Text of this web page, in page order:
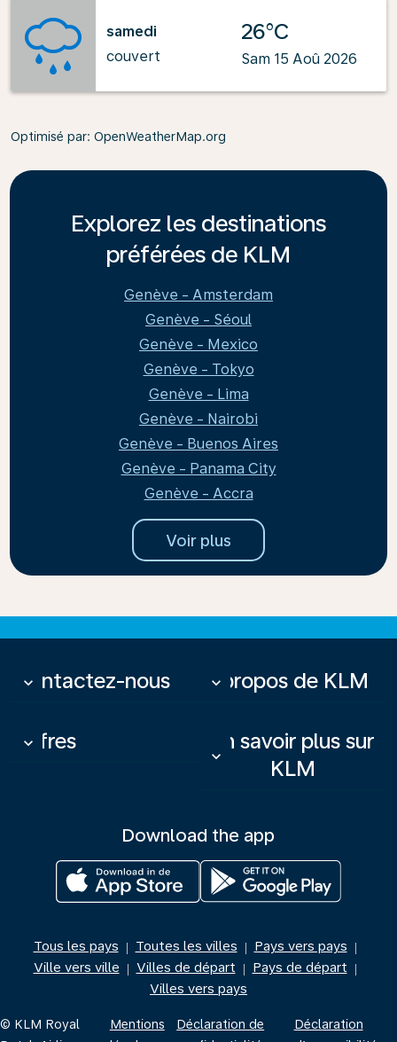
samedi
couvert
26°C
Sam 15 Aoû 2026
Optimisé par: OpenWeatherMap.org
Explorez les destinations
préférées de KLM
Genève - Amsterdam
Genève - Séoul
Genève - Mexico
Genève - Tokyo
Genève - Lima
Genève - Nairobi
Genève - Buenos Aires
Genève - Panama City
Genève - Accra
Voir plus
Contactez-nous
keyboard_arrow_down À propos de KLM
keyboard_arrow_down
Offres
keyboard_arrow_down
En savoir plus sur
KLM
keyboard_arrow_down
Download the app
Tous les pays | Toutes les villes | Pays vers pays |
Ville vers ville | Villes de départ | Pays de départ |
Villes vers pays
© KLM Royal
Mentions
Déclaration de
Déclaration